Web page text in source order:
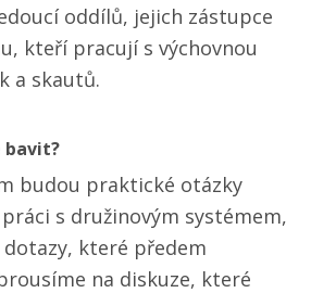
oddílů, jejich zástupce
kteří pracují s výchovnou
a skautů.
bavit?
budou praktické otázky
s družinovým systémem,
které předem
na diskuze, které